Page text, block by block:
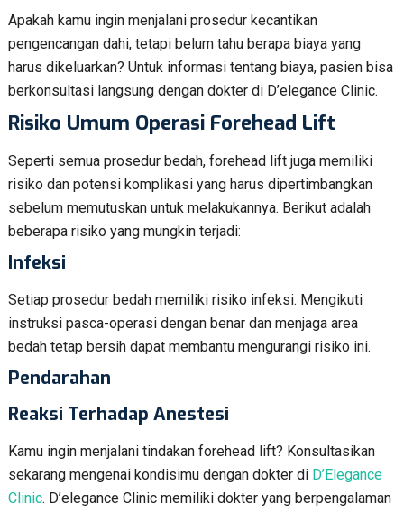
Apakah kamu ingin menjalani prosedur kecantikan
pengencangan dahi, tetapi belum tahu berapa biaya yang
harus dikeluarkan? Untuk informasi tentang biaya, pasien bisa
berkonsultasi langsung dengan dokter di D’elegance Clinic.
Risiko Umum Operasi Forehead Lift
Seperti semua prosedur bedah, forehead lift juga memiliki
risiko dan potensi komplikasi yang harus dipertimbangkan
sebelum memutuskan untuk melakukannya. Berikut adalah
beberapa risiko yang mungkin terjadi:
Infeksi
Setiap prosedur bedah memiliki risiko infeksi. Mengikuti
instruksi pasca-operasi dengan benar dan menjaga area
bedah tetap bersih dapat membantu mengurangi risiko ini.
Pendarahan
Reaksi Terhadap Anestesi
Kamu ingin menjalani tindakan forehead lift? Konsultasikan
sekarang mengenai kondisimu dengan dokter di D’Elegance
Clinic. D’elegance Clinic memiliki dokter yang berpengalaman